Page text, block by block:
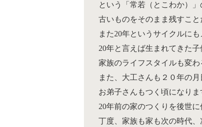
という「常若（とこわか）
古いものをそのまま残すこと
また20年というサイクルにも
20年と言えば生まれてきた
家族のライフスタイルも変わ
また、大工さんも２０年の
お弟子さんもつく頃になりま
20年前の家のつくりを後世
丁度、家族も家も次の時代